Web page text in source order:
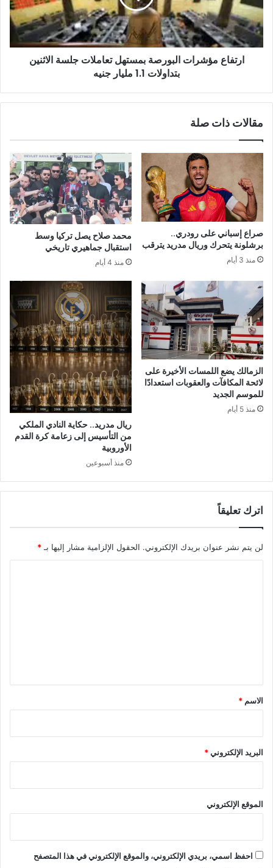
ارتفاع مؤشرات البورصة بمستهل تعاملات جلسة الاثنين
بتداولات 1.1 مليار جنيه
مقالات ذات صلة
صراع إسباني على رودري..
برشلونة يتحرك وريال مدريد يترقب
منذ 3 أيام
محمد صلاح يصل تركيا وسط
استقبال جماهيري تاريخي
منذ 4 أيام
الزمالك يضع اللمسات الأخيرة على
لائحة المكافآت والعقوبات استعدادًا
للموسم الجديد
منذ 5 أيام
ريال مدريد.. حكاية النادي الملكي
من التأسيس إلى زعامة كرة القدم
الأوروبية
منذ أسبوعين
اترك تعليقاً
لن يتم نشر عنوان بريدك الإلكتروني. الحقول الإلزامية مشار إليها بـ *
*
الاسم *
البريد الإلكتروني*
الموقع الإلكتروني
احفظ اسمي، بريدي الإلكتروني، والموقع الإلكتروني في هذا المتصفح